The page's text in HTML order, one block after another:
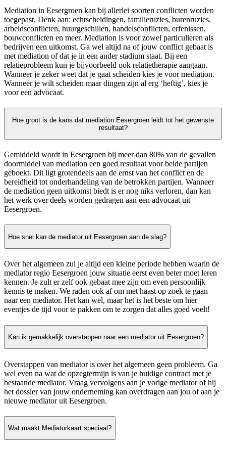
Mediation in Eesergroen kan bij allerlei soorten conflicten worden
toegepast. Denk aan: echtscheidingen, familieruzies, burenruzies,
arbeidsconflicten, huurgeschillen, handelsconflicten, erfenissen,
bouwconflicten en meer. Mediation is voor zowel particulieren als
bedrijven een uitkomst. Ga wel altijd na of jouw conflict gebaat is
met mediation of dat je in een ander stadium staat. Bij een
relatieprobleem kun je bijvoorbeeld ook relatietherapie aangaan.
Wanneer je zeker weet dat je gaat scheiden kies je voor mediation.
Wanneer je wilt scheiden maar dingen zijn al erg ‘heftig’, kies je
voor een advocaat.
Hoe groot is de kans dat mediation Eesergroen leidt tot het gewenste
resultaat?
Gemiddeld wordt in Eesergroen bij meer dan 80% van de gevallen
doormiddel van mediation een goed resultaat voor beide partijen
geboekt. Dit ligt grotendeels aan de ernst van het conflict en de
bereidheid tot onderhandeling van de betrokken partijen. Wanneer
de mediation geen uitkomst biedt is er nog niks verloren, dan kan
het werk over deels worden gedragen aan een advocaat uit
Eesergroen.
Hoe snel kan de mediator uit Eesergroen aan de slag?
Over het algemeen zul je altijd een kleine periode hebben waarin de
mediator regio Eesergroen jouw situatie eerst even beter moet leren
kennen. Je zult er zelf ook gebaat mee zijn om even persoonlijk
kennis te maken. We raden ook af om met haast op zoek te gaan
naar een mediator. Het kan wel, maar het is het beste om hier
eventjes de tijd voor te pakken om te zorgen dat alles goed voelt!
Kan ik gemakkelijk overstappen naar een mediator uit Eesergroen?
Overstappen van mediator is over het algemeen geen probleem. Ga
wel even na wat de opzegtermijn is van je huidige contract met je
bestaande mediator. Vraag vervolgens aan je vorige mediator of hij
het dossier van jouw onderneming kan overdragen aan jou of aan je
nieuwe mediator uit Eesergroen.
Wat maakt Mediatorkaart speciaal?